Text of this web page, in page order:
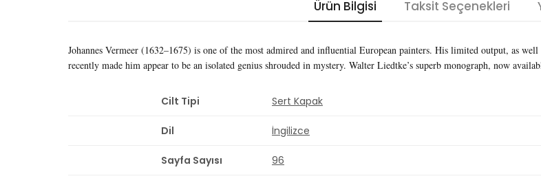
Ürün Bilgisi Taksit Seçenekleri
Johannes Vermeer (1632–1675) is one of the most admired and influential European painters. His limited output, as
recently made him appear to be an isolated genius shrouded in mystery. Walter Liedtke’s superb monograph, now
Cilt Tipi Sert Kapak
Dil İngilizce
Sayfa Sayısı 96